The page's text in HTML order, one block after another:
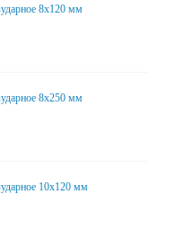
8x120 мм
8x250 мм
10x120 мм